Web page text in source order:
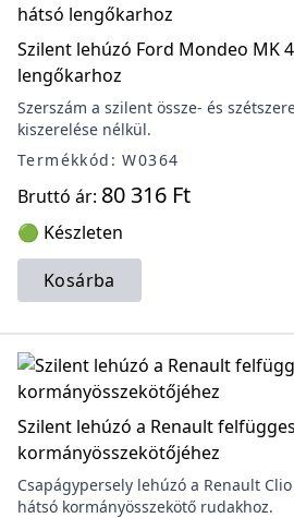
Szilent lehúzó Ford Mondeo MK
lengőkarhoz
Szerszám a szilent össze- és
kiszerelése nélkül.
Termékkód: W0364
Bruttó ár: 80 316 Ft
🟢 Készleten
Kosárba
Szilent lehúzó a Renault
kormányösszekötőjéhez
Csapágypersely lehúzó a Renault
hátsó kormányösszekötő rudakhoz.